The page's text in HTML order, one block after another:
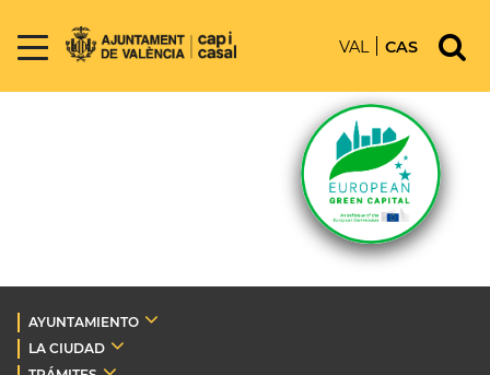
VAL CAS
AYUNTAMIENTO
LA CIUDAD